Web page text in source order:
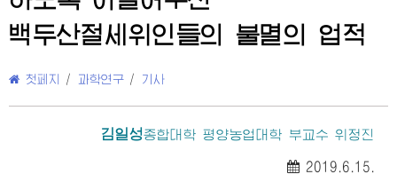
백두산절세위인들의 불멸의 업적
첫페지 / 과학연구 / 기사
김일성종합대학 평양농업대학 부교수 위정진
2019.6.15.